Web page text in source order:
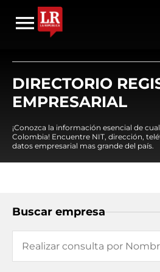
DIRECTORIO
EMPRESARIAL
¡Conozca la información esencial de
Colombia! Encuentre NIT, dirección,
datos empresarial mas grande del país.
Buscar empresa